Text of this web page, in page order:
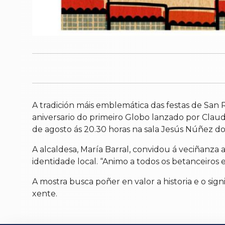
A tradición máis emblemática das festas de
aniversario do primeiro Globo lanzado por
de agosto ás 20.30 horas na sala Jesús Núñez
A alcaldesa, María Barral, convidou á
identidade local. “Animo a todos os betanceiros
A mostra busca poñer en valor a historia e o
xente.